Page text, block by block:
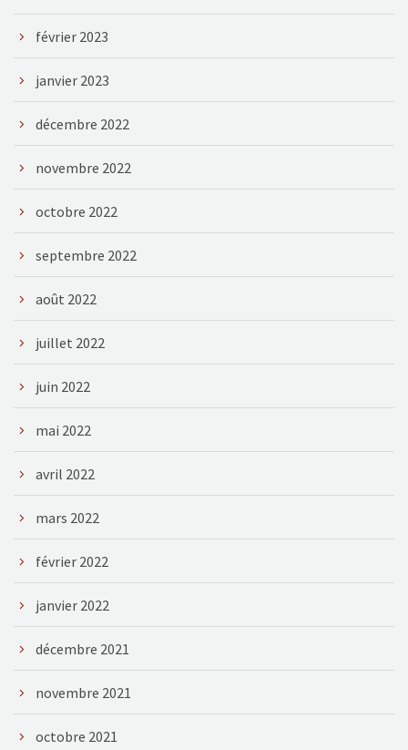
février 2023
janvier 2023
décembre 2022
novembre 2022
octobre 2022
septembre 2022
août 2022
juillet 2022
juin 2022
mai 2022
avril 2022
mars 2022
février 2022
janvier 2022
décembre 2021
novembre 2021
octobre 2021